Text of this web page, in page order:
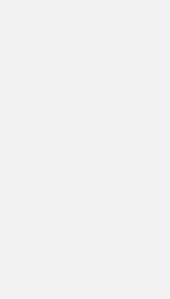
добавлять
Action, или
17:
20%.
объектов.